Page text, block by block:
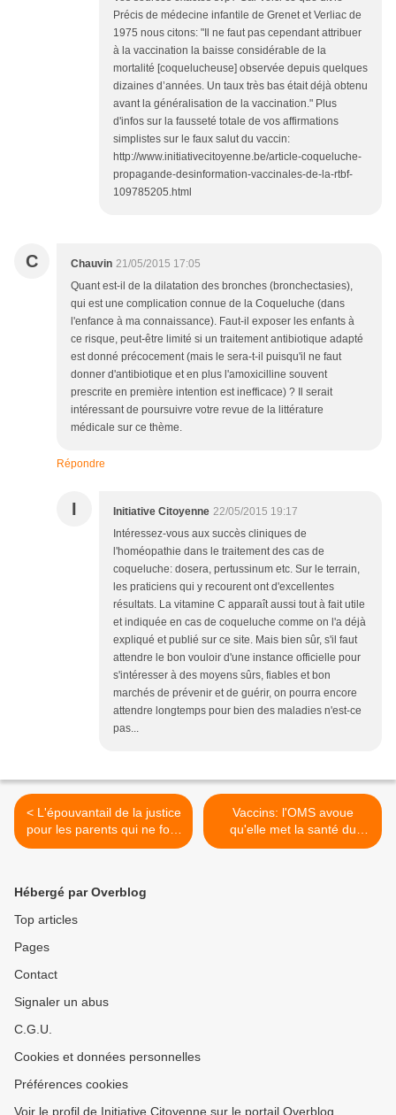
Précis de médecine infantile de Grenet et Verliac de
1975 nous citons: "Il ne faut pas cependant attribuer
à la vaccination la baisse considérable de la
mortalité [coquelucheuse] observée depuis quelques
dizaines d’années. Un taux très bas était déjà obtenu
avant la généralisation de la vaccination." Plus
d'infos sur la fausseté totale de vos affirmations
simplistes sur le faux salut du vaccin:
http://www.initiativecitoyenne.be/article-coqueluche-
propagande-desinformation-vaccinales-de-la-rtbf-
109785205.html
C Chauvin 21/05/2015 17:05
Quant est-il de la dilatation des bronches (bronchectasies),
qui est une complication connue de la Coqueluche (dans
l'enfance à ma connaissance). Faut-il exposer les enfants à
ce risque, peut-être limité si un traitement antibiotique adapté
est donné précocement (mais le sera-t-il puisqu'il ne faut
donner d'antibiotique et en plus l'amoxicilline souvent
prescrite en première intention est inefficace) ? Il serait
intéressant de poursuivre votre revue de la littérature
médicale sur ce thème.
Répondre
I Initiative Citoyenne 22/05/2015 19:17
Intéressez-vous aux succès cliniques de
l'homéopathie dans le traitement des cas de
coqueluche: dosera, pertussinum etc. Sur le terrain,
les praticiens qui y recourent ont d'excellentes
résultats. La vitamine C apparaît aussi tout à fait utile
et indiquée en cas de coqueluche comme on l'a déjà
expliqué et publié sur ce site. Mais bien sûr, s'il faut
attendre le bon vouloir d'une instance officielle pour
s'intéresser à des moyens sûrs, fiables et bon
marchés de prévenir et de guérir, on pourra encore
attendre longtemps pour bien des maladies n'est-ce
pas...
< L'épouvantail de la justice
pour les parents qui ne font
pas faire le vaccin polio?
Vaccins: l'OMS avoue
qu'elle met la santé du
monde en danger >
Hébergé par Overblog
Top articles
Pages
Contact
Signaler un abus
C.G.U.
Cookies et données personnelles
Préférences cookies
Voir le profil de Initiative Citoyenne sur le portail Overblog